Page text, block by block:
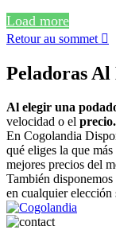
Load more
Retour au sommet 
Peladoras
Al elegir una
velocidad o el precio.
En Cogolandia
qué eliges la que
mejores precios del
También
en cualquier elección